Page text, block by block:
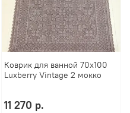
Коврик для ванной 70х100
Luxberry Vintage 2 мокко
11 270 р.